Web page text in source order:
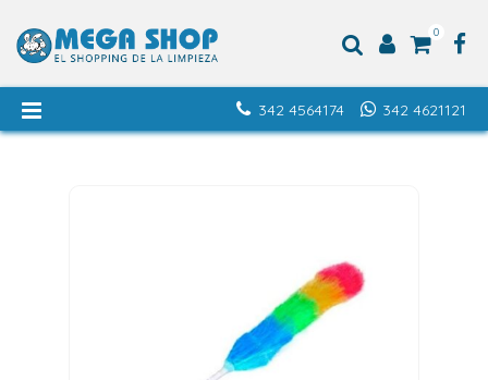
0
342 4621121
342 4564174